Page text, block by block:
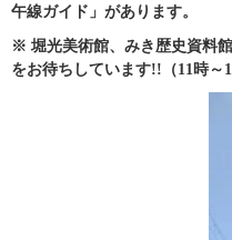
午線ガイド」があります。
※ 堀光美術館、みき歴史資料
をお待ちしています!!（11時～